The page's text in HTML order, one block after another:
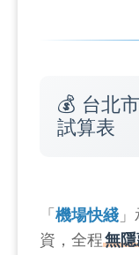
💰 台北
試算表
「 機場快綫
資，全程無